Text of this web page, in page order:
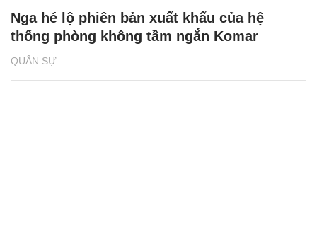
QUÂN SỰ
Nga hé lộ phiên bản xuất khẩu của hệ
thống phòng không tầm ngắn Komar